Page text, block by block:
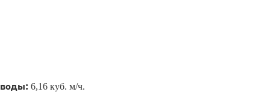
6,16 куб. м/ч.